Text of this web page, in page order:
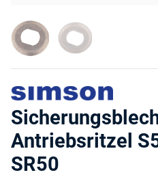
Antriebsritzel
SR50